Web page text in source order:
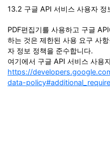
13.2 구글 API 서비스 사용자 정
PDF편집기를 사용하고 구글
하는 것은 제한된 사용 요구 사
자 정보 정책을 준수합니다.
여기에서 구글 API 서비스 사용
https://
data-